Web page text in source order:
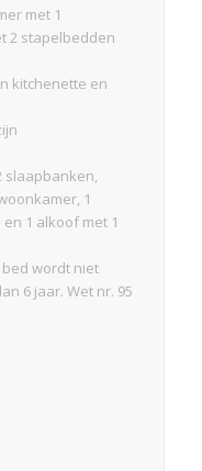
met 1
2 stapelbedden
kitchenette en
slaapbanken,
1
1 alkoof met 1
wordt niet
6 jaar. Wet nr. 95